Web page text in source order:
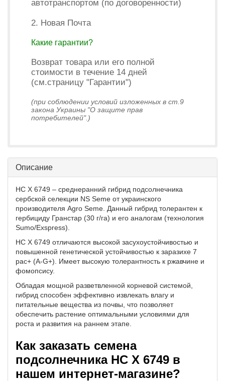
автотранспортом (по договоренности)
2. Новая Почта
Какие гарантии?
Возврат товара или его полной
стоимости в течение 14 дней
(см.страницу "Гарантии")
(при соблюдении условий изложенных в ст.9
закона Украины "О защите прав
потребителей".)
Описание
НС Х 6749 – среднеранний гибрид подсолнечника
сербской селекции NS Seme от украинского
производителя Agro Seme. Данный гибрид толерантен к
гербициду Гранстар (30 г/га) и его аналогам (технология
Sumo/Exspress).
НС Х 6749 отличаются высокой засухоустойчивостью и
повышенной генетической устойчивостью к заразихе 7
pac+ (A-G+). Имеет высокую толерантность к ржавчине и
фомопсису.
Обладая мощной разветвленной корневой системой,
гибрид способен эффективно извлекать влагу и
питательные вещества из почвы, что позволяет
обеспечить растение оптимальными условиями для
роста и развития на раннем этапе.
Как заказать семена
подсолнечника НС Х 6749 в
нашем интернет-магазине?